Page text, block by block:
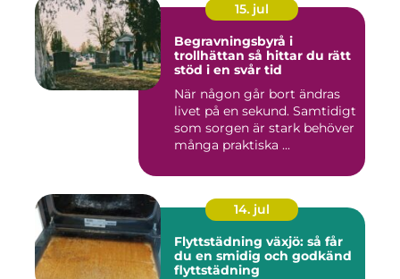
15. jul
Begravningsbyrå i
trollhättan så hittar du rätt
stöd i en svår tid
När någon går bort ändras
livet på en sekund. Samtidigt
som sorgen är stark behöver
många praktiska ...
14. jul
Flyttstädning växjö: så får
du en smidig och godkänd
flyttstädning